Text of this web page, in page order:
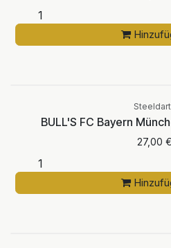
BULL'S FC Bayern
27,00 €